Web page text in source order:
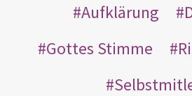
Aufklärung
Gottes Stimme